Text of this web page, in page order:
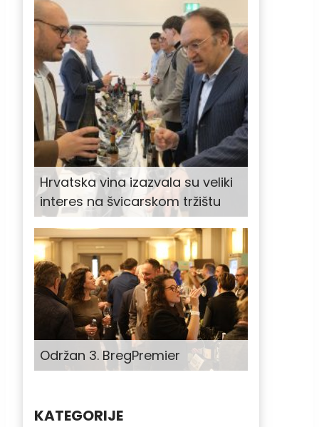
Hrvatska vina izazvala su veliki
interes na švicarskom tržištu
Održan 3. BregPremier
KATEGORIJE